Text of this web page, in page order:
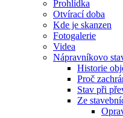
Prohlídka
Otvírací doba
Kde je skanzen
Fotogalerie
Videa
Nápravníkovo
Historie
Proč
Stav při
Ze